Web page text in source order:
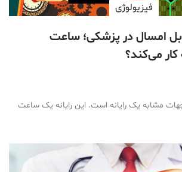
فیزیولوژی
امسال در پزشکی؛ ساعت
می‌کند؟
مشابه یک رایانه است. این رایانه یک ساعت